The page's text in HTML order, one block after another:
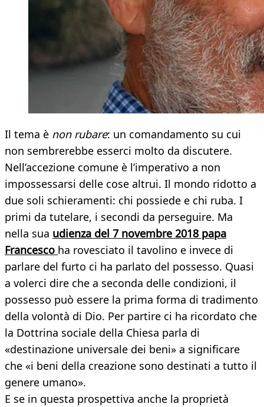
Il tema è non rubare: un comandamento su cui
non sembrerebbe esserci molto da discutere.
Nell’accezione comune è l’imperativo a non
impossessarsi delle cose altrui. Il mondo ridotto a
due soli schieramenti: chi possiede e chi ruba. I
primi da tutelare, i secondi da perseguire. Ma
nella sua udienza del 7 novembre 2018 papa
Francesco ha rovesciato il tavolino e invece di
parlare del furto ci ha parlato del possesso. Quasi
a volerci dire che a seconda delle condizioni, il
possesso può essere la prima forma di tradimento
della volontà di Dio. Per partire ci ha ricordato che
la Dottrina sociale della Chiesa parla di
«destinazione universale dei beni» a significare
che «i beni della creazione sono destinati a tutto il
genere umano».
E se in questa prospettiva anche la proprietà